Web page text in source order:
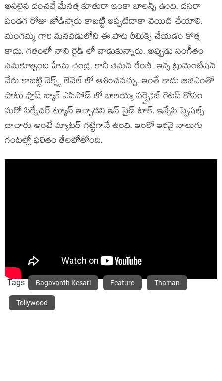
అసలైన దంచవే మేనత్త కూతురా ఇంకా బాలన్స్ ఉంది. దసరా
పండగ రోజు జోడిస్తారు కాబట్టి అప్పటిదాకా వెయిట్ చేయాలి.
మంగమ్మ గారి మనవడులోని ఈ పాట రీమిక్స్ చేయడం కొత్త
కాదు. గతంలో నాని రైడ్ లో వాడుకున్నారు. అప్పుడు సంగీతం
సమకూర్చింది హేమ చంద్ర. కానీ తమన్ రేంజ్, ఇన్స్ ట్రుమెంటేషన్
వేరు కాబట్టి నెక్స్ట్ లెవెల్ లో ఆశించవచ్చు. ఇంతే కాదు బిజిఎంతో
పాటు ఫ్లాష్ బ్యాక్ ఎపిసోడ్ లో బాలయ్య సర్ప్రైజ్ గెటప్ కోసం
మరో సిగ్నేచర్ ట్యూన్ ఇచ్చాడని ఇన్ సైడ్ టాక్. ఇన్నేసి స్పెషల్స్
దాచారు అంటే మ్యాటర్ గట్టిగానే ఉంది. ఇంకో ఇరవై నాలుగు
గంటల్లో ఫలితం తేలబోతోంది.
Tags Bagavanth Kesari Feature Thaman
Tollywood